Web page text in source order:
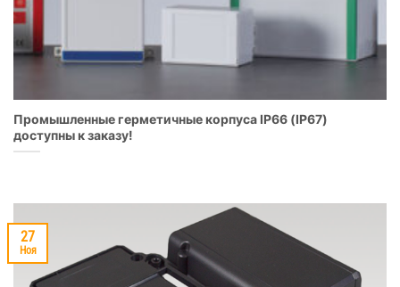
Промышленные герметичные корпуса IP66 (IP67)
доступны к заказу!
27
Ноя